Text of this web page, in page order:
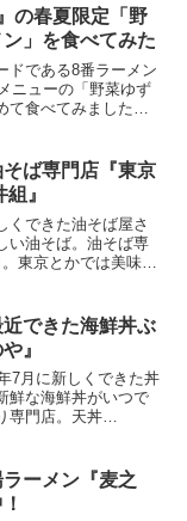
る・予約できる福井
...
の春夏限定「野
」を食べてみた
ドである8番ラーメン
ニューの「野菜ゆず
食べてみました。
い・塩ラーメンだか
ば専門店『東京
』
くできた油そば屋さ
い油そば。油そば専
東京とかでは美味し
・チャーシューがう
端ないw...
できた海鮮丼ぶ
』
7月に新しくできた丼
鮮な海鮮丼がいつで
専門店。天丼
ぽいけど違うみた
分ち...
ーメン『麦之